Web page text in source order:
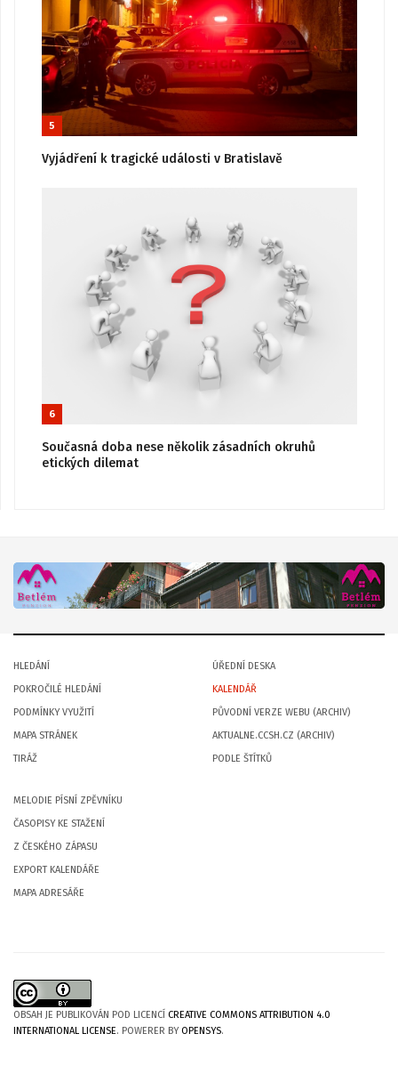
5
Vyjádření k tragické události v Bratislavě
6
Současná doba nese několik zásadních okruhů
etických dilemat
HLEDÁNÍ
POKROČILÉ HLEDÁNÍ
PODMÍNKY VYUŽITÍ
MAPA STRÁNEK
TIRÁŽ
ÚŘEDNÍ DESKA
KALENDÁŘ
PŮVODNÍ VERZE WEBU (ARCHIV)
AKTUALNE.CCSH.CZ (ARCHIV)
PODLE ŠTÍTKŮ
MELODIE PÍSNÍ ZPĚVNÍKU
ČASOPISY KE STAŽENÍ
Z ČESKÉHO ZÁPASU
EXPORT KALENDÁŘE
MAPA ADRESÁŘE
OBSAH JE PUBLIKOVÁN POD LICENCÍ CREATIVE COMMONS ATTRIBUTION 4.0
INTERNATIONAL LICENSE. POWERER BYOPENSYS.